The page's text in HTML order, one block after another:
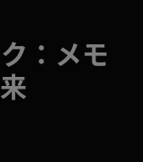
：メモ